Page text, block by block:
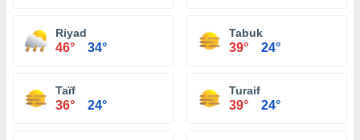
Riyad
46° 34°
Tabuk
39° 24°
Taïf
36° 24°
Turaif
39° 24°